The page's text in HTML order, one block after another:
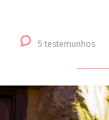
5 testemunhos